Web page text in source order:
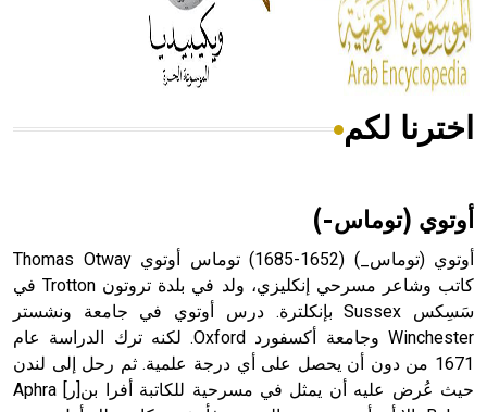
من مادة كربونات الكلسيوم، وهو أحمر أو شديد الحمرة وهو
أجود أنواعه، ويمتاز بكبر الحجم ويسمى الش
هل تعلم أن الأبسيد كلمة فرنسية اللفظ تم اعتمادها مصطلحاً
- هل تعلم أن أبجر Abgar اسم معروف جيداً يعود إلى عدد من
الملوك الذين حكموا مدينة إديسا (الرها) من أبجر الأول وحتى
التاسع، وهم ينتسبون إلى أسرة أوسروين
اخترنا لكم
أوتوي (توماس-)
أوتوي (توماس_) (1652-1685) توماس أوتوي Thomas Otway
كاتب وشاعر مسرحي إنكليزي، ولد في بلدة تروتون Trotton في
سَسِكس Sussex بإنكلترة. درس أوتوي في جامعة ونشستر
Winchester وجامعة أكسفورد Oxford. لكنه ترك الدراسة عام
1671 من دون أن يحصل على أي درجة علمية. ثم رحل إلى لندن
حيث عُرض عليه أن يمثل في مسرحية للكاتبة أفرا بن[ر] Aphra